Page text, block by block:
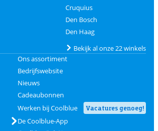
Cruquius
Den Bosch
Den Haag
Bekijk al onze 22 winkels
Ons assortiment
Bedrijfswebsite
Nieuws
Cadeaubonnen
Werken bij Coolblue
Vacatures genoeg!
De Coolblue-App